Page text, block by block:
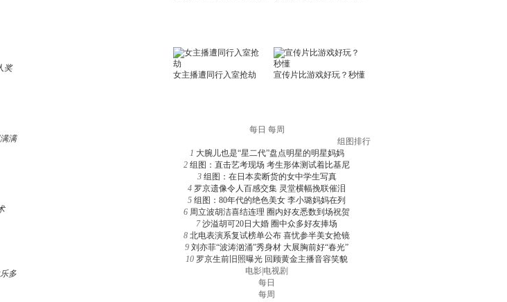
奖
满
多
每日 每周
组图排行
1 大腕儿也是“星二代”盘点明星的明星妈妈
2 组图：直击艺考现场 考生形体测试着比基尼
3 组图：在日本卖断货的女中学生写真
4 罗京遗像令人百感交集 灵堂横幅挽联催泪
5 组图：80年代的绝色美女 李小璐妈妈在列
6 周立波胡洁喜结连理 圈内好友悉数到场祝贺
7 沙溢胡可20日大婚 圈中众多好友捧场
8 北电表演系复试榜单公布 喜忧参半美女抢镜
9 刘亦菲“波涛汹涌”秀身材 大展胸前好“春光”
10 罗京生前旧照曝光 回顾黄金主播音容笑貌
电影 电视剧
每日
每周